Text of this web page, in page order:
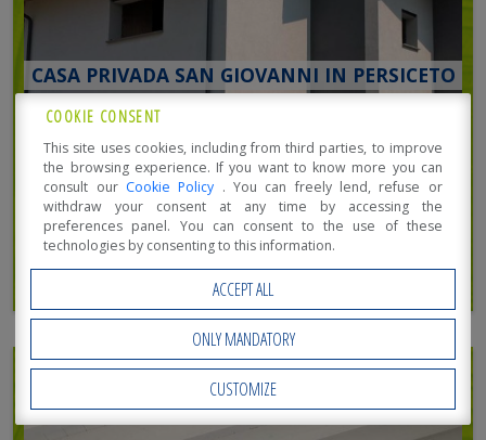
Open Accessibility
CASA PRIVADA SAN GIOVANNI IN PERSICETO
COOKIE CONSENT
This site uses cookies, including from third parties, to improve
the browsing experience. If you want to know more you can
consult our Cookie Policy . You can freely lend, refuse or
withdraw your consent at any time by accessing the
preferences panel. You can consent to the use of these
technologies by consenting to this information.
ACCEPT ALL
ONLY MANDATORY
CUSTOMIZE